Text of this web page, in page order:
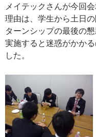
メイテックさんが今回
理由は、学生から土日
ターンシップの最後の
実施すると迷惑がかか
した。